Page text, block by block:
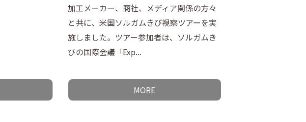
加工メーカー、商社、メディア関係の方々
と共に、米国ソルガムきび視察ツアーを実
施しました。ツアー参加者は、ソルガムき
びの国際会議「Exp...
MORE